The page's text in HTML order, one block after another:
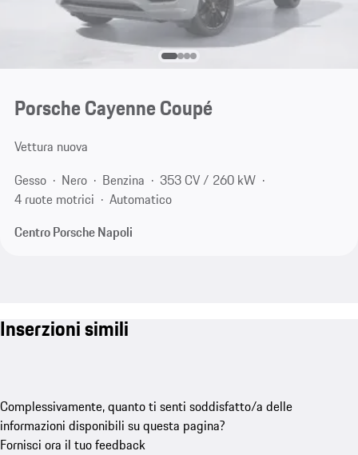
Porsche Cayenne Coupé
Vettura nuova
Gesso
Nero Benzina
353 CV / 260 kW
4 ruote motrici
Automatico
Centro Porsche Napoli
Inserzioni simili
Complessivamente, quanto ti senti soddisfatto/a delle
informazioni disponibili su questa pagina?
Fornisci ora il tuo feedback